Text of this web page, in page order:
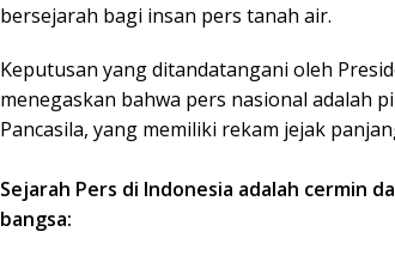
bersejarah bagi insan pers tanah air.
​Keputusan yang ditandatangani oleh
menegaskan bahwa pers nasional adalah
Pancasila, yang memiliki rekam jejak
​Sejarah Pers di Indonesia adalah cermin
bangsa: